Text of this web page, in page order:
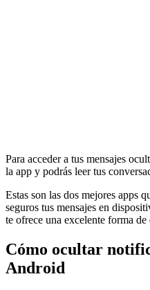
Para acceder a tus mensajes
la app y podrás leer tus
Estas son las dos mejores apps
seguros tus mensajes en
te ofrece una excelente forma
Cómo ocultar
Android